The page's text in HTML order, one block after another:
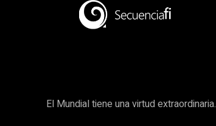
El Mundial tiene una virtud extraordinaria.